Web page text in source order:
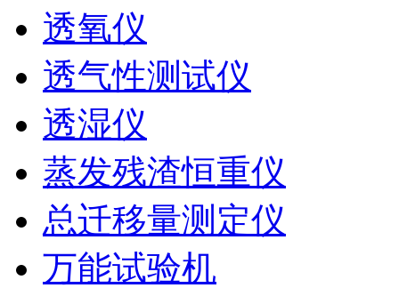
透氧仪
透气性测试仪
透湿仪
蒸发残渣恒重仪
总迁移量测定仪
万能试验机